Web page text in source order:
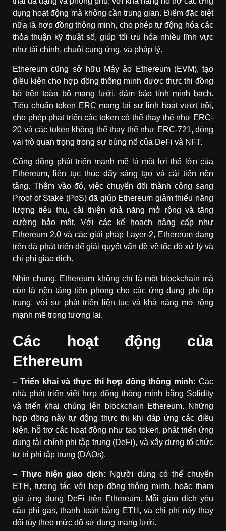
dụng hoạt động mà không cần trung gian. Điểm đặc biệt
nữa là hợp đồng thông minh, cho phép tự động hóa các
thỏa thuận kỹ thuật số, giúp tối ưu hóa nhiều lĩnh vực
như tài chính, chuỗi cung ứng, và pháp lý.
Ethereum cũng sở hữu Máy ảo Ethereum (EVM), tạo
điều kiện cho hợp đồng thông minh được thực thi đồng
bộ trên toàn bộ mạng lưới, đảm bảo tính minh bạch.
Tiêu chuẩn token ERC mang lại sự linh hoạt vượt trội,
cho phép phát triển các token có thể thay thế như ERC-
20 và các token không thể thay thế như ERC-721, đóng
vai trò quan trọng trong sự bùng nổ của DeFi và NFT.
Cộng đồng phát triển mạnh mẽ là một lợi thế lớn của
Ethereum, liên tục thúc đẩy sáng tạo và cải tiến nền
tảng. Thêm vào đó, việc chuyển đổi thành công sang
Proof of Stake (PoS) đã giúp Ethereum giảm thiểu năng
lượng tiêu thụ, cải thiện khả năng mở rộng và tăng
cường bảo mật. Với các kế hoạch nâng cấp như
Ethereum 2.0 và các giải pháp Layer-2, Ethereum đang
trên đà phát triển để giải quyết vấn đề về tốc độ xử lý và
chi phí giao dịch.
Nhìn chung, Ethereum không chỉ là một blockchain mà
còn là nền tảng tiên phong cho các ứng dụng phi tập
trung, với sự phát triển liên tục và khả năng mở rộng
mạnh mẽ trong tương lai.
Các hoạt động của
Ethereum
– Triển khai và thực thi hợp đồng thông minh: Các
nhà phát triển viết hợp đồng thông minh bằng Solidity
và triển khai chúng lên blockchain Ethereum. Những
hợp đồng này tự động thực thi khi đáp ứng các điều
kiện, hỗ trợ các hoạt động như tạo token, phát triển ứng
dụng tài chính phi tập trung (DeFi), và xây dựng tổ chức
tự trị phi tập trung (DAOs).
– Thực hiện giao dịch: Người dùng có thể chuyển
ETH, tương tác với hợp đồng thông minh, hoặc tham
gia ứng dụng DeFi trên Ethereum. Mỗi giao dịch yêu
cầu phí gas, thanh toán bằng ETH, và chi phí này thay
đổi tùy theo mức độ sử dụng mạng lưới.